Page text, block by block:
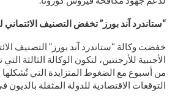
“ستاندرد آند بورز” تخفض التصنيف الائتماني
خفضت وكالة “ستاندرد آند بورز” التصنيف
الأجنبية للأرجنتين، لتكون الوكالة الثالثة
من أسبوع مع الضغوط المتزايدة التي تُشكلها
التوقعات الاقتصادية للدولة المثقلة بالديون